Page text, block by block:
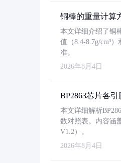
铜棒的重量计算
本文详细介绍了铜
值（8.4-8.7g/cm³
准。
2026年8月4日
BP2863芯片各引
本文详细解析
数对照表。内容涵
V1.2）。
2026年8月4日